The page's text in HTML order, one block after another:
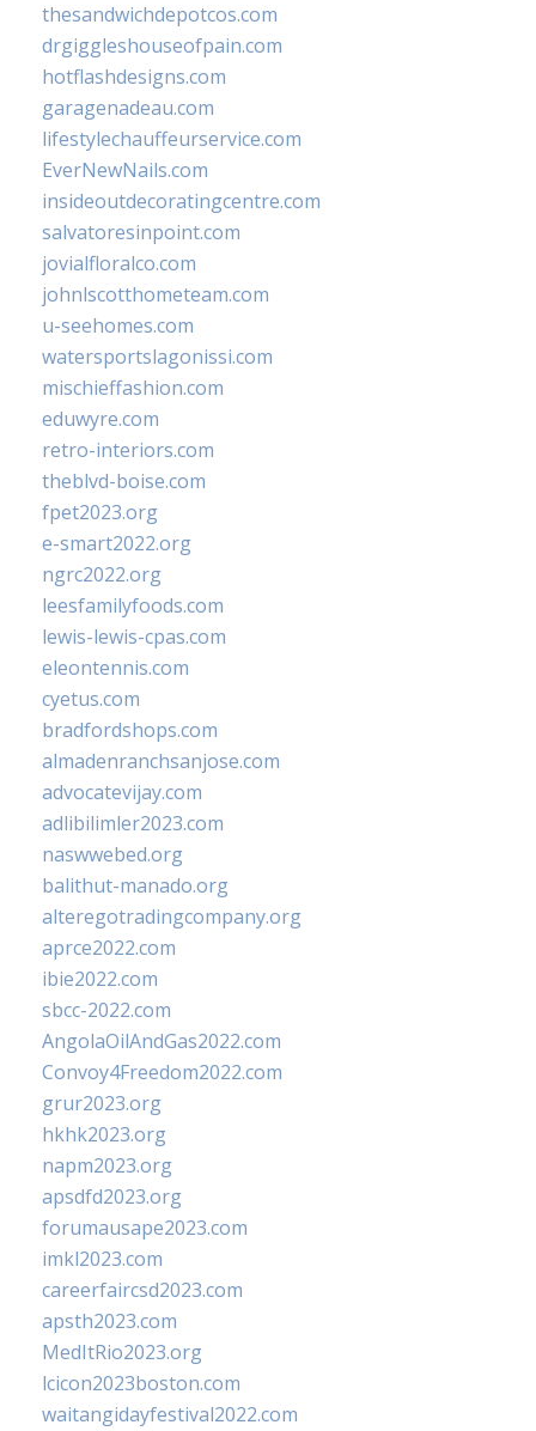
thesandwichdepotcos.com
drgiggleshouseofpain.com
hotflashdesigns.com
garagenadeau.com
lifestylechauffeurservice.com
EverNewNails.com
insideoutdecoratingcentre.com
salvatoresinpoint.com
jovialfloralco.com
johnlscotthometeam.com
u-seehomes.com
watersportslagonissi.com
mischieffashion.com
eduwyre.com
retro-interiors.com
theblvd-boise.com
fpet2023.org
e-smart2022.org
ngrc2022.org
leesfamilyfoods.com
lewis-lewis-cpas.com
eleontennis.com
cyetus.com
bradfordshops.com
almadenranchsanjose.com
advocatevijay.com
adlibilimler2023.com
naswwebed.org
balithut-manado.org
alteregotradingcompany.org
aprce2022.com
ibie2022.com
sbcc-2022.com
AngolaOilAndGas2022.com
Convoy4Freedom2022.com
grur2023.org
hkhk2023.org
napm2023.org
apsdfd2023.org
forumausape2023.com
imkl2023.com
careerfaircsd2023.com
apsth2023.com
MedItRio2023.org
lcicon2023boston.com
waitangidayfestival2022.com